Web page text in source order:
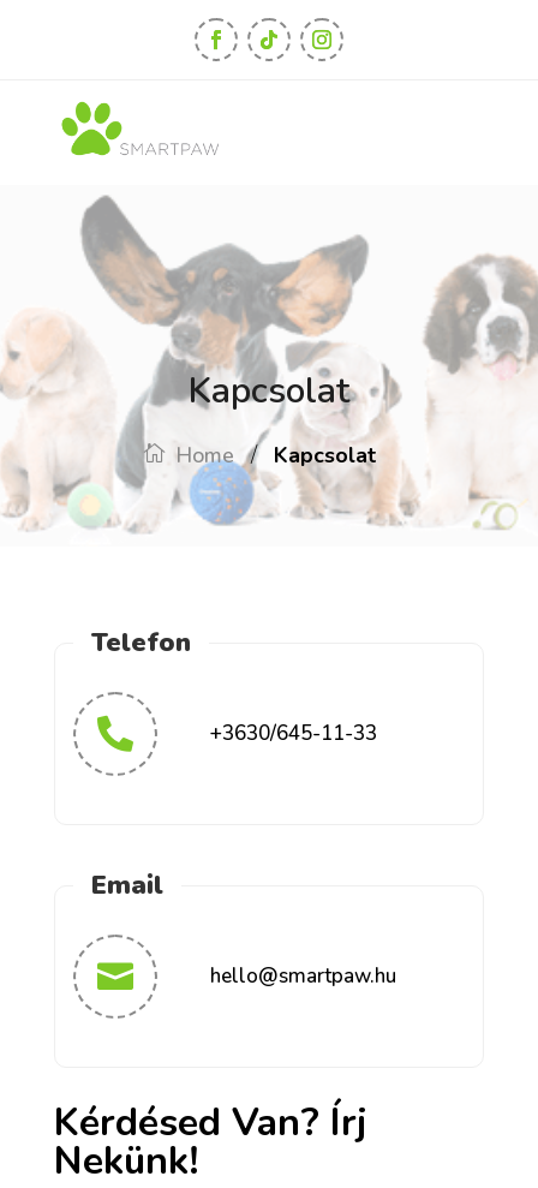
Kapcsolat
Home / Kapcsolat

Telefon
+3630/645-11-33

Email
hello@smartpaw.hu
Kérdésed Van? Írj
Nekünk!